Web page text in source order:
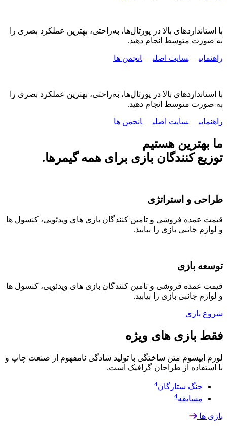
با استانداردهای بالا در پورتال‌ها، به‌راحتی، بهترین عملکرد بصری را
به صورت متوسط انجام دهید.
راهنمایی سایت اصلی انجمن ها
با استانداردهای بالا در پورتال‌ها، به‌راحتی، بهترین عملکرد بصری را
به صورت متوسط انجام دهید.
راهنمایی سایت اصلی انجمن ها
ما بهترین هستیم
توزیع کنندگان بازی برای همه گیمرها.
طراحی و استراتژی
قیمت عمده فروشی و تامین کنندگان بازی های ویدئویی، کنسول ها
و لوازم جانبی بازی را بیابید.
توسعه بازی
قیمت عمده فروشی و تامین کنندگان بازی های ویدئویی، کنسول ها
و لوازم جانبی بازی را بیابید.
شروع بازی
فقط بازی های ویژه
لورم ایپسوم متن ساختگی با تولید سادگی نامفهوم از صنعت چاپ و
با استفاده از طراحان گرافیک است.
جنگ ستارگان4
مسابقه4
بازی ها